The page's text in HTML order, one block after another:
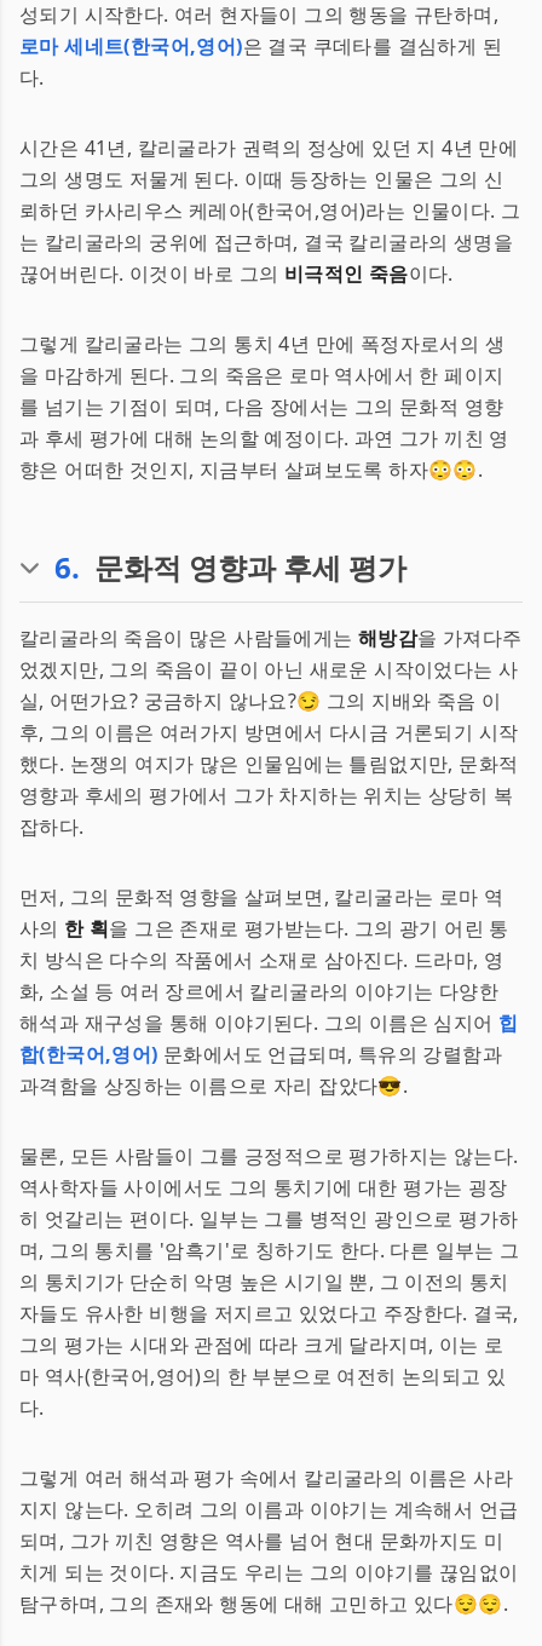
성되기 시작한다. 여러 현자들이 그의 행동을 규탄하며,
로마 세네트(한국어,영어)은 결국 쿠데타를 결심하게 된
다.
시간은 41년, 칼리굴라가 권력의 정상에 있던 지 4년 만에
그의 생명도 저물게 된다. 이때 등장하는 인물은 그의 신
뢰하던 카사리우스 케레아(한국어,영어)라는 인물이다. 그
는 칼리굴라의 궁위에 접근하며, 결국 칼리굴라의 생명을
끊어버린다. 이것이 바로 그의 비극적인 죽음이다.
그렇게 칼리굴라는 그의 통치 4년 만에 폭정자로서의 생
을 마감하게 된다. 그의 죽음은 로마 역사에서 한 페이지
를 넘기는 기점이 되며, 다음 장에서는 그의 문화적 영향
과 후세 평가에 대해 논의할 예정이다. 과연 그가 끼친 영
향은 어떠한 것인지, 지금부터 살펴보도록 하자😳😳.
6. 문화적 영향과 후세 평가
칼리굴라의 죽음이 많은 사람들에게는 해방감을 가져다주
었겠지만, 그의 죽음이 끝이 아닌 새로운 시작이었다는 사
실, 어떤가요? 궁금하지 않나요?😏 그의 지배와 죽음 이
후, 그의 이름은 여러가지 방면에서 다시금 거론되기 시작
했다. 논쟁의 여지가 많은 인물임에는 틀림없지만, 문화적
영향과 후세의 평가에서 그가 차지하는 위치는 상당히 복
잡하다.
먼저, 그의 문화적 영향을 살펴보면, 칼리굴라는 로마 역
사의 한 획을 그은 존재로 평가받는다. 그의 광기 어린 통
치 방식은 다수의 작품에서 소재로 삼아진다. 드라마, 영
화, 소설 등 여러 장르에서 칼리굴라의 이야기는 다양한
해석과 재구성을 통해 이야기된다. 그의 이름은 심지어 힙
합(한국어,영어) 문화에서도 언급되며, 특유의 강렬함과
과격함을 상징하는 이름으로 자리 잡았다😎.
물론, 모든 사람들이 그를 긍정적으로 평가하지는 않는다.
역사학자들 사이에서도 그의 통치기에 대한 평가는 굉장
히 엇갈리는 편이다. 일부는 그를 병적인 광인으로 평가하
며, 그의 통치를 '암흑기'로 칭하기도 한다. 다른 일부는 그
의 통치기가 단순히 악명 높은 시기일 뿐, 그 이전의 통치
자들도 유사한 비행을 저지르고 있었다고 주장한다. 결국,
그의 평가는 시대와 관점에 따라 크게 달라지며, 이는 로
마 역사(한국어,영어)의 한 부분으로 여전히 논의되고 있
다.
그렇게 여러 해석과 평가 속에서 칼리굴라의 이름은 사라
지지 않는다. 오히려 그의 이름과 이야기는 계속해서 언급
되며, 그가 끼친 영향은 역사를 넘어 현대 문화까지도 미
치게 되는 것이다. 지금도 우리는 그의 이야기를 끊임없이
탐구하며, 그의 존재와 행동에 대해 고민하고 있다😌😌.